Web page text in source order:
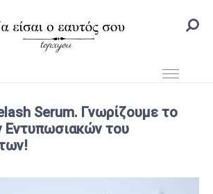
Serum. Γνωρίζουμε το
Εντυπωσιακών του